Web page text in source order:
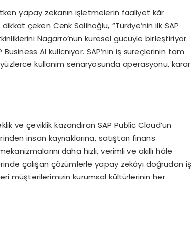
yapay zekanın işletmelerin faaliyet kâr
çeken Cenk Salihoğlu, “Türkiye’nin ilk SAP
Nagarro’nun küresel gücüyle birleştiriyor.
AI kullanıyor. SAP’nin iş süreçlerinin tam
kullanım senaryosunda operasyonu, karar
ve çeviklik kazandıran SAP Public Cloud’un
insan kaynaklarına, satıştan finans
daha hızlı, verimli ve akıllı hâle
çalışan çözümlerle yapay zekâyı doğrudan iş
müşterilerimizin kurumsal kültürlerinin her